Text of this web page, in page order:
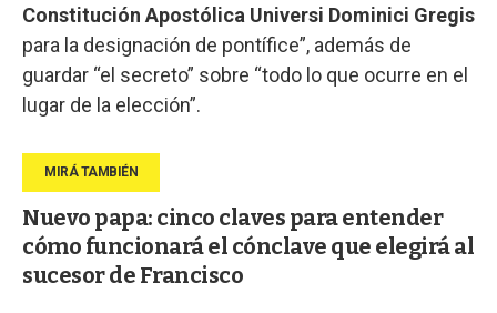
Constitución Apostólica Universi Dominici Gregis
para la designación de pontífice”, además de
guardar “el secreto” sobre “todo lo que ocurre en el
lugar de la elección”.
Nuevo papa: cinco claves para entender
cómo funcionará el cónclave que elegirá al
sucesor de Francisco